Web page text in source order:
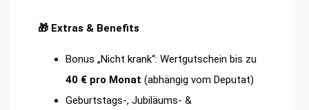
🎁 Extras & Benefits
Bonus „Nicht krank“: Wertgutschein bis zu
40 € pro Monat (abhängig vom Deputat)
Geburtstags-, Jubiläums- &